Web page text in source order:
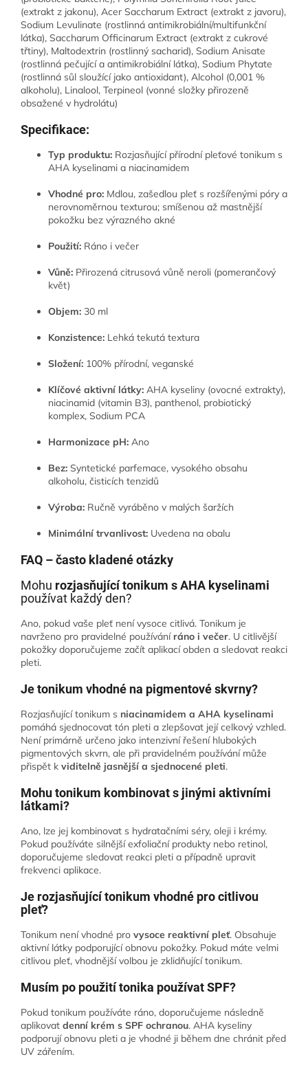
(extrakt z jakonu), Acer Saccharum Extract (extrakt z javoru),
Sodium Levulinate (rostlinná antimikrobiální/multifunkční
látka), Saccharum Officinarum Extract (extrakt z cukrové
třtiny), Maltodextrin (rostlinný sacharid), Sodium Anisate
(rostlinná pečující a antimikrobiální látka), Sodium Phytate
(rostlinná sůl sloužící jako antioxidant), Alcohol (0,001 %
alkoholu), Linalool, Terpineol (vonné složky přirozeně
obsažené v hydrolátu)
Specifikace:
Typ produktu: Rozjasňující přírodní pleťové tonikum s
AHA kyselinami a niacinamidem
Vhodné pro: Mdlou, zašedlou pleť s rozšířenými póry a
nerovnoměrnou texturou; smíšenou až mastnější
pokožku bez výrazného akné
Použití: Ráno i večer
Vůně: Přirozená citrusová vůně neroli (pomerančový
květ)
Objem: 30 ml
Konzistence: Lehká tekutá textura
Složení: 100% přírodní, veganské
Klíčové aktivní látky: AHA kyseliny (ovocné extrakty),
niacinamid (vitamin B3), panthenol, probiotický
komplex, Sodium PCA
Harmonizace pH: Ano
Bez: Syntetické parfemace, vysokého obsahu
alkoholu, čisticích tenzidů
Výroba: Ručně vyráběno v malých šaržích
Minimální trvanlivost: Uvedena na obalu
FAQ – často kladené otázky
Mohu rozjasňující tonikum s AHA kyselinami
používat každý den?
Ano, pokud vaše pleť není vysoce citlivá. Tonikum je
navrženo pro pravidelné používání ráno i večer. U citlivější
pokožky doporučujeme začít aplikací obden a sledovat reakci
pleti.
Je tonikum vhodné na pigmentové skvrny?
Rozjasňující tonikum s niacinamidem a AHA kyselinami
pomáhá sjednocovat tón pleti a zlepšovat její celkový vzhled.
Není primárně určeno jako intenzivní řešení hlubokých
pigmentových skvrn, ale při pravidelném používání může
přispět k viditelně jasnější a sjednocené pleti.
Mohu tonikum kombinovat s jinými aktivními
látkami?
Ano, lze jej kombinovat s hydratačními séry, oleji i krémy.
Pokud používáte silnější exfoliační produkty nebo retinol,
doporučujeme sledovat reakci pleti a případně upravit
frekvenci aplikace.
Je rozjasňující tonikum vhodné pro citlivou
pleť?
Tonikum není vhodné pro vysoce reaktivní pleť. Obsahuje
aktivní látky podporující obnovu pokožky. Pokud máte velmi
citlivou pleť, vhodnější volbou je zklidňující tonikum.
Musím po použití tonika používat SPF?
Pokud tonikum používáte ráno, doporučujeme následně
aplikovat denní krém s SPF ochranou. AHA kyseliny
podporují obnovu pleti a je vhodné ji během dne chránit před
UV zářením.